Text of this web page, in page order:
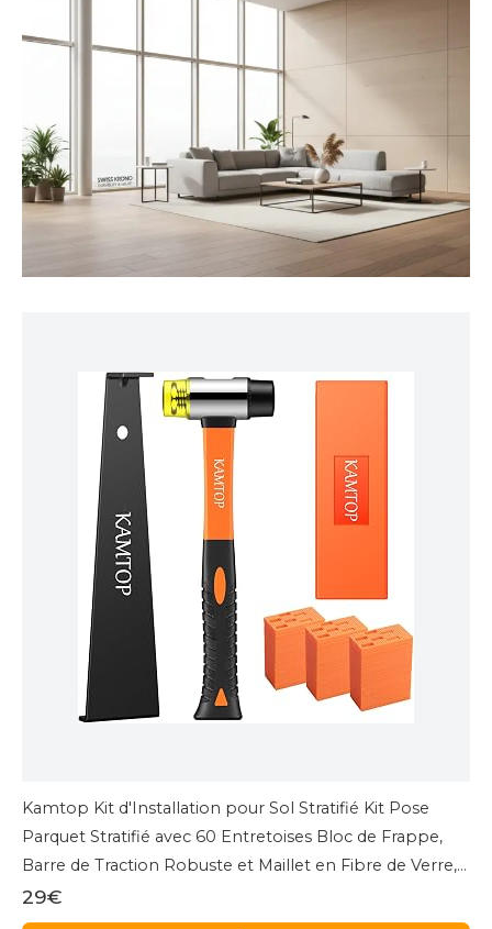
Kamtop Kit d'Installation pour Sol Stratifié Kit Pose
Parquet Stratifié avec 60 Entretoises Bloc de Frappe,
Barre de Traction Robuste et Maillet en Fibre de Verre,
Poignée Souple Antidérapante
29€